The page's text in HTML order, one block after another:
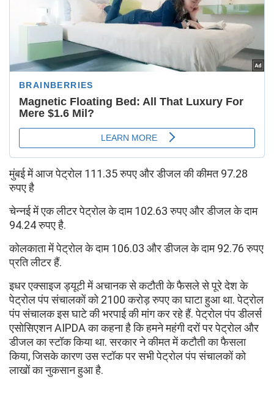
मुंबई में आज पेट्रोल 111.35 रुपए और डीजल की कीमत 97.28
रुपए है
चेन्नई में एक लीटर पेट्रोल के दाम 102.63 रुपए और डीजल के दाम
94.24 रुपए है.
कोलकाता में पेट्रोल के दाम 106.03 और डीजल के दाम 92.76 रुपए
प्रति लीटर हैं.
इधर एक्साइज ड्यूटी में अचानक से कटौती के फैसले से पूरे देश के
पेट्रोल पंप संचालकों को 2100 करोड़ रुपए का घाटा हुआ था. पेट्रोल
पंप संचालक इस घाटे की भरपाई की मांग कर रहे हैं. पेट्रोल पंप डीलर्स
एसोसिएशन AIPDA का कहना है कि हमने महंगी दरों पर पेट्रोल और
डीजल का स्टॉक किया था. सरकार ने कीमत में कटौती का फैसला
किया, जिसके कारण उस स्टॉक पर सभी पेट्रोल पंप संचालकों को
लाखों का नुकसान हुआ है.